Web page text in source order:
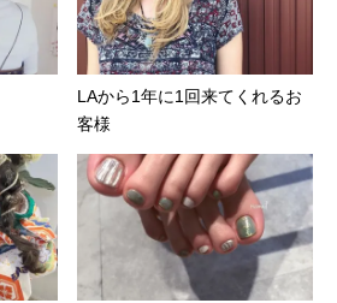
LAから1年に1回来てくれるお
客様